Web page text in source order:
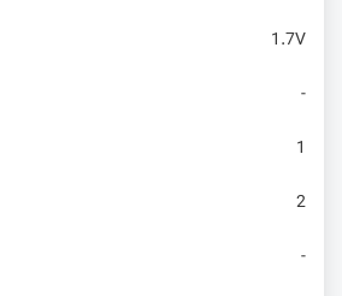
1.7V
-
1
2
-